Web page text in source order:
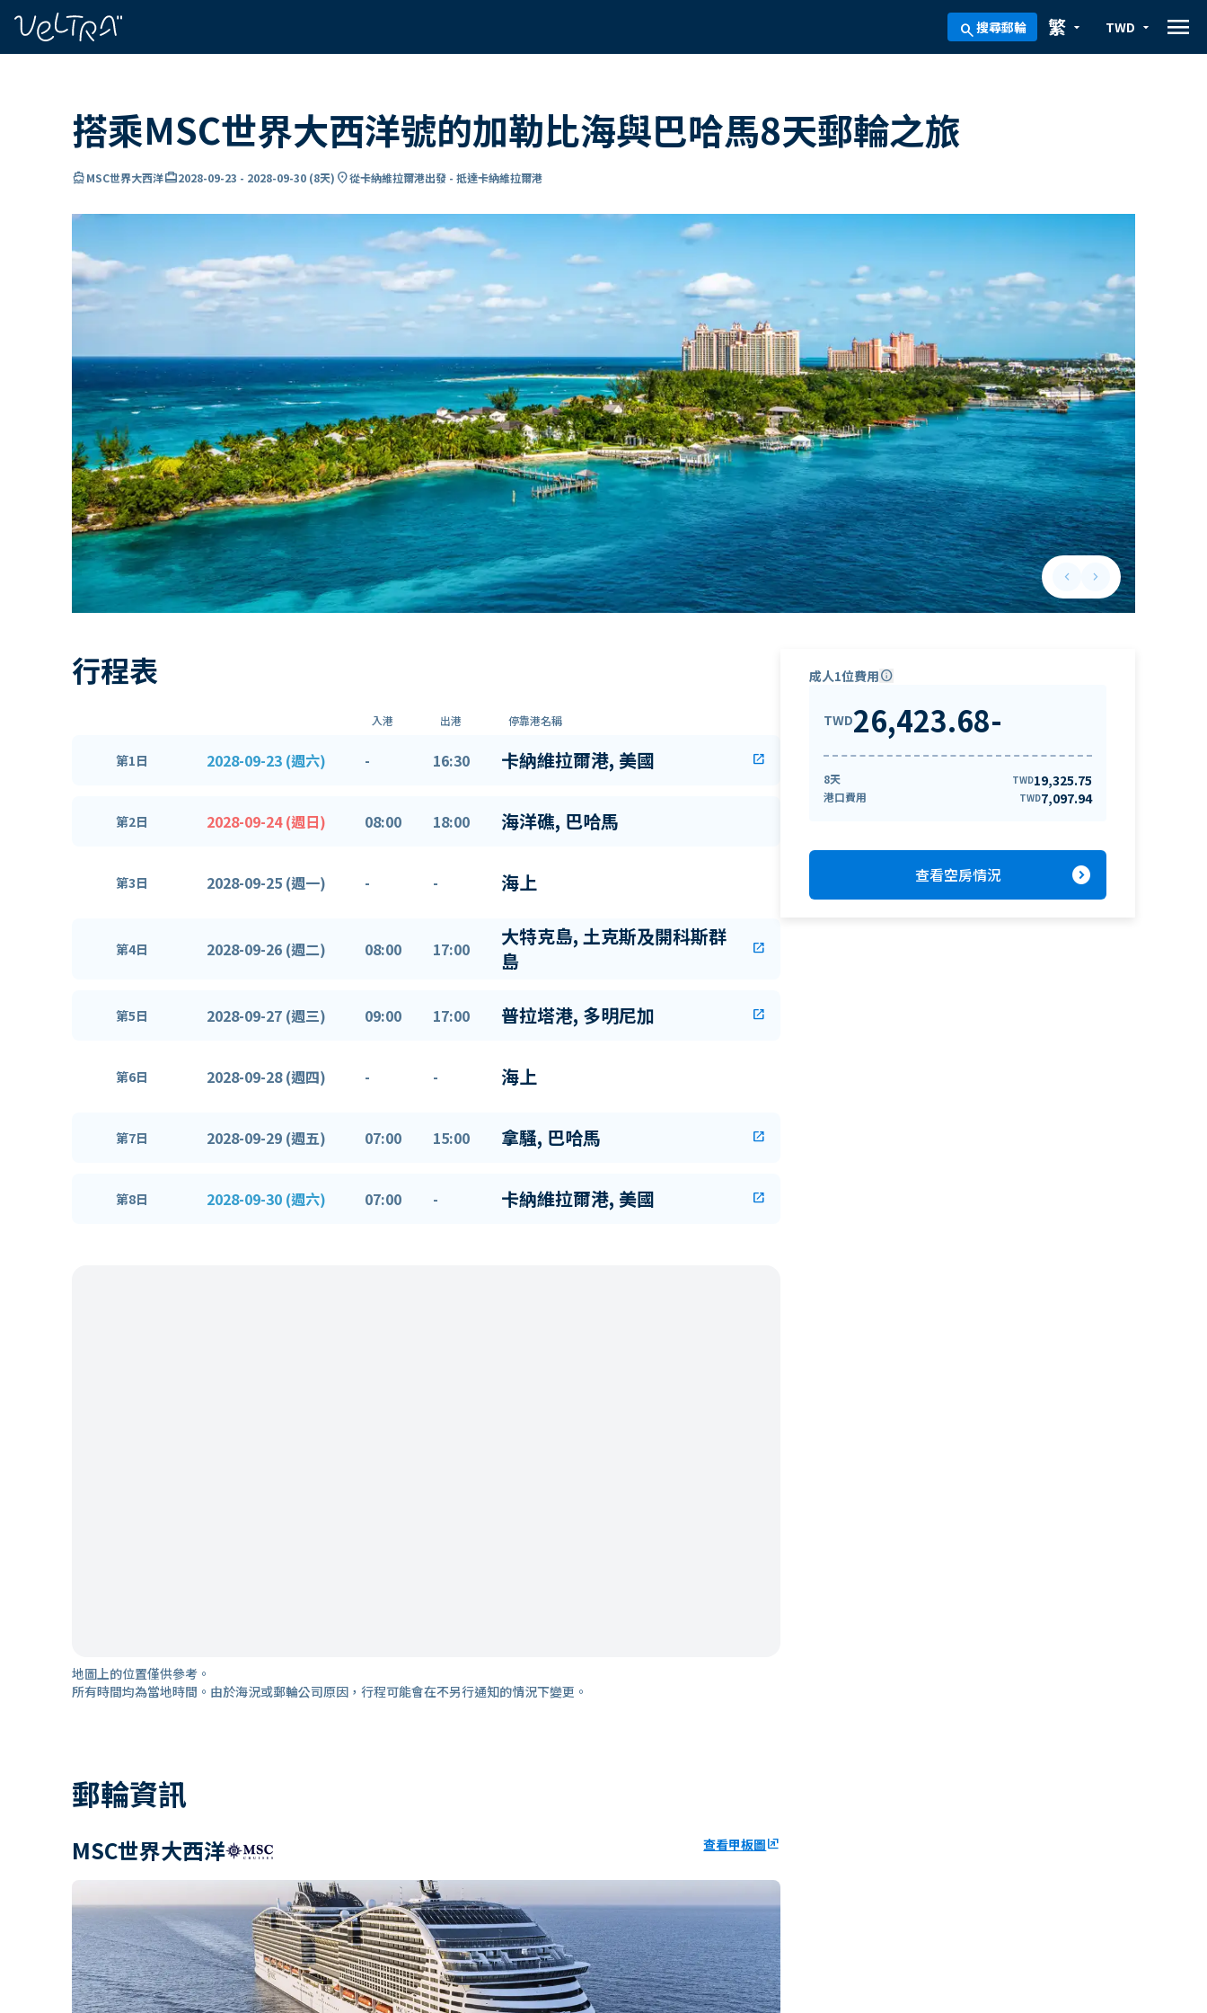
search搜尋郵輪 arrow_drop_down
繁 arrow_drop_down
TWD menu
搭乘MSC世界大西洋號的加勒比海與巴哈馬8天郵輪之旅
directions_boatMSC世界大西洋card_travel2028-09-23 - 2028-09-30 (8天) location_on從卡納維拉爾港出發 - 抵達卡納維拉爾港
keyboard_arrow_leftPrevious slide
keyboard_arrow_rightNext slide
行程表
入港 出港 停靠港名稱
第1日 2028-09-23 (週六) - 16:30 卡納維拉爾港, 美國 open_in_new
第2日 2028-09-24 (週日) 08:00 18:00 海洋礁, 巴哈馬
第3日 2028-09-25 (週一) - - 海上
第4日 2028-09-26 (週二) 08:00 17:00
大特克島, 土克斯及開科斯群
島
open_in_new
第5日 2028-09-27 (週三) 09:00 17:00 普拉塔港, 多明尼加 open_in_new
第6日 2028-09-28 (週四) - - 海上
第7日 2028-09-29 (週五) 07:00 15:00 拿騷, 巴哈馬 open_in_new
第8日 2028-09-30 (週六) 07:00 - 卡納維拉爾港, 美國 open_in_new
地圖上的位置僅供參考。
所有時間均為當地時間。由於海況或郵輪公司原因，行程可能會在不另行通知的情況下變更。
郵輪資訊
MSC世界大西洋 查看甲板圖ungroup
成人1位費用info
TWD26,423.68-
8天 TWD19,325.75
港口費用 TWD7,097.94
查看空房情況 expand_circle_right